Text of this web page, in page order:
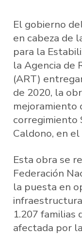
El gobierno
en cabeza de
para la
la Agencia de
(ART)
de 2020, la
mejoramiento
corregimiento
Caldono, en
Esta obra se
Federación
la puesta en
1.207 familias
afectada por